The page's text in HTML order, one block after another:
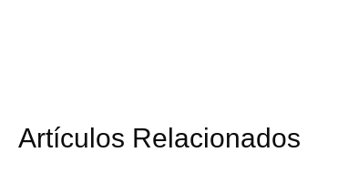
Artículos Relacionados